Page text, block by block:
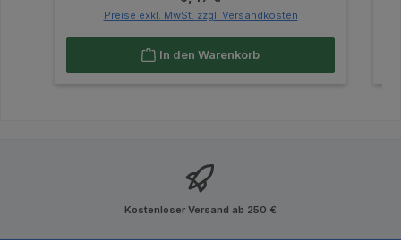
Preise exkl. MwSt. zzgl. Versandkosten
In den Warenkorb
Kostenloser Versand ab 250 €